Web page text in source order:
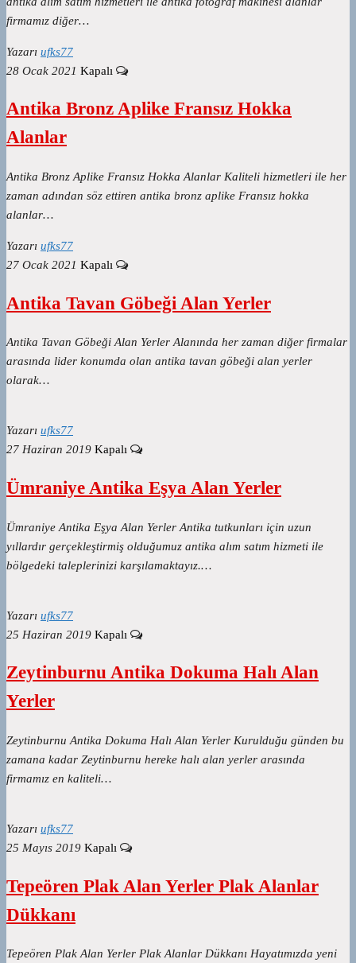
firmamız diğer…
Yazarı ufks77
28 Ocak 2021 Kapalı
Antika Bronz Aplike Fransız Hokka
Alanlar
Antika Bronz Aplike Fransız Hokka Alanlar Kaliteli hizmetleri ile her
zaman adından söz ettiren antika bronz aplike Fransız hokka
alanlar…
Yazarı ufks77
27 Ocak 2021 Kapalı
Antika Tavan Göbeği Alan Yerler
Antika Tavan Göbeği Alan Yerler Alanında her zaman diğer firmalar
arasında lider konumda olan antika tavan göbeği alan yerler
olarak…
Yazarı ufks77
27 Haziran 2019 Kapalı
Ümraniye Antika Eşya Alan Yerler
Ümraniye Antika Eşya Alan Yerler Antika tutkunları için uzun
yıllardır gerçekleştirmiş olduğumuz antika alım satım hizmeti ile
bölgedeki taleplerinizi karşılamaktayız.…
Yazarı ufks77
25 Haziran 2019 Kapalı
Zeytinburnu Antika Dokuma Halı Alan
Yerler
Zeytinburnu Antika Dokuma Halı Alan Yerler Kurulduğu günden bu
zamana kadar Zeytinburnu hereke halı alan yerler arasında
firmamız en kaliteli…
Yazarı ufks77
25 Mayıs 2019 Kapalı
Tepeören Plak Alan Yerler Plak Alanlar
Dükkanı
Tepeören Plak Alan Yerler Plak Alanlar Dükkanı Hayatımızda yeni